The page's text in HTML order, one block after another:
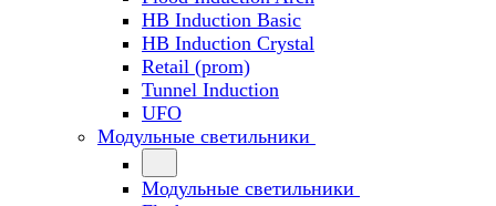
HB Induction Basic
HB Induction Crystal
Retail (prom)
Tunnel Induction
UFO
Модульные светильники
Модульные светильники